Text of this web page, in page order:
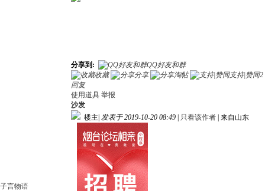
分享到:
QQ好友和群
收藏
分享 淘帖 支持|赞同2
回复
使用道具 举报
子言物语
沙发
楼主 发表于 2019-10-20 08:49 只看该作者 来自山东